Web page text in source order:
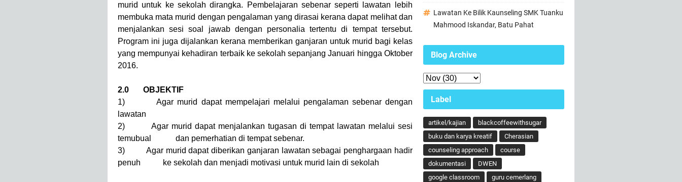
murid untuk ke sekolah dirangka. Pembelajaran sebenar seperti lawatan lebih
membuka mata murid dengan pengalaman yang dirasai kerana dapat melihat dan
menjalankan sesi soal jawab dengan personalia tertentu di tempat tersebut.
Program ini juga dijalankan kerana memberikan ganjaran untuk murid bagi kelas
yang mempunyai kehadiran terbaik ke sekolah sepanjang Januari hingga Oktober
2016.
2.0 OBJEKTIF
1) Agar murid dapat mempelajari melalui pengalaman sebenar dengan
lawatan
2) Agar murid dapat menjalankan tugasan di tempat lawatan melalui sesi
temubual dan pemerhatian di tempat sebenar.
3) Agar murid dapat diberikan ganjaran lawatan sebagai penghargaan hadir
penuh ke sekolah dan menjadi motivasi untuk murid lain di sekolah
Lawatan Ke Bilik Kaunseling SMK Tuanku
Mahmood Iskandar, Batu Pahat
Blog Archive
Label
artikel/kajian
blackcoffeewithsugar
buku dan karya kreatif
Cherasian
counseling approach
course
dokumentasi
DWEN
google classroom
guru cemerlang